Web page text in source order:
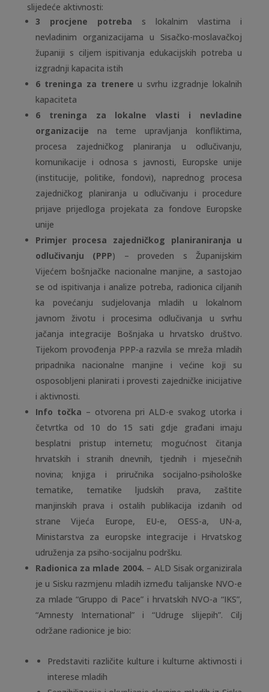
slijedeće aktivnosti:
3 procjene potreba
s lokalnim vlastima i
nevladinim organizacijama u Sisačko-moslavačkoj
županiji s ciljem ispitivanja edukacijskih potreba u
izgradnji kapacita istih
6 treninga za trenere u svrhu izgradnje lokalnih
kapaciteta
6 treninga za lokalne vlasti i nevladine
organizacije
na teme upravljanja konfliktima,
procesa zajedničkog planiranja u odlučivanju,
komunikacije i odnosa s javnosti, Europske unije
(institucije, politike, fondovi), naprednog procesa
zajedničkog planiranja u odlučivanju i procedure
prijave prijedloga projekata za fondove Europske
unije
Primjer procesa zajedničkog planiraniranja u
odlučivanju (PPP) – proveden s Županijskim
Vijećem bošnjačke nacionalne manjine, a sastojao
se od ispitivanja i analize potreba, radionica ciljanih
ka povećanju sudjelovanja mladih u lokalnom
javnom životu i procesima odlučivanja u svrhu
jačanja integracije Bošnjaka u hrvatsko društvo.
Tijekom provođenja PPP-a razvila se mreža mladih
pripadnika nacionalne manjine i većine koji su
osposobljeni planirati i provesti zajedničke inicijative
i aktivnosti.
Info točka – otvorena pri ALD-e svakog utorka i
četvrtka od 10 do 15 sati gdje građani imaju
besplatni pristup internetu; mogućnost čitanja
hrvatskih i stranih dnevnih, tjednih i mjesečnih
novina; knjiga i priručnika socijalno-psihološke
tematike, tematike ljudskih prava, zaštite
manjinskih prava i ostalih publikacija izdanih od
strane Vijeća Europe, EU-e, OESS-a, UN-a,
Ministarstva za europske integracije i Hrvatskog
udruženja za psiho-socijalnu podršku.
Radionica za mlade 2004. – ALD Sisak organizirala
je u Sisku razmjenu mladih između talijanske NVO-e
za mlade “Gruppo di Pace” i hrvatskih NVO-a “IKS”,
“Amnesty International” i “Udruge slijepih”. Cilj
održane radionice je bio:
Predstaviti različite kulture i kulturne aktivnosti i
interese mladih